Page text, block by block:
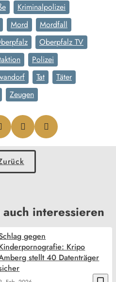
Kriminalpolizei
Mord
Mordfall
Oberpfalz TV
Polizei
Tat
Täter
Zeugen
interessieren
gegen
Kripo
stellt 40 Datenträger